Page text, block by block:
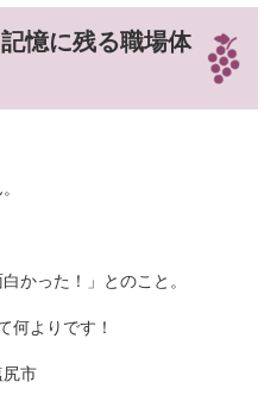
憶に残る職場体
かった！」とのこと。
何よりです！
市